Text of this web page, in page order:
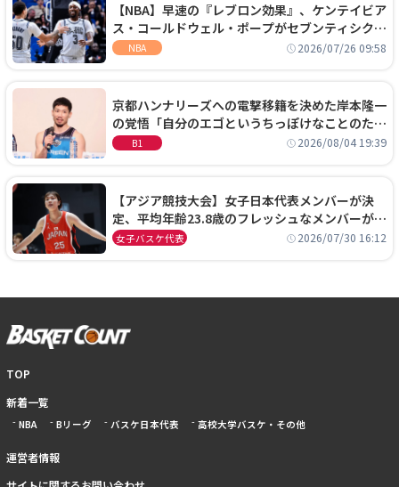
【NBA】早速の『レブロン効果』、ケンテイビア
ス・コールドウェル・ポープがセブンティシクサ
ーズに1年契約で加入
NBA 2026/07/26 09:58
京都ハンナリーズへの電撃移籍を決めた岸本隆一
の覚悟「自分のエゴというちっぽけなことのため
に、京都に来たわけではない」
B1 2026/08/04 19:39
【アジア競技大会】女子日本代表メンバーが決
定、平均年齢23.8歳のフレッシュなメンバーが日
本開催の大舞台で頂点を狙う
女子バスケ代表 2026/07/30 16:12
TOP
新着一覧
NBA Bリーグ バスケ日本代表 高校大学バスケ・その他
運営者情報